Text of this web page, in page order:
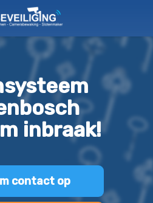
inbraak!
contact op